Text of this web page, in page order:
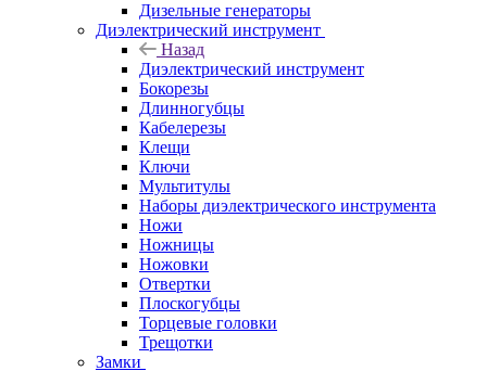
Дизельные генераторы
Диэлектрический инструмент
Назад
Диэлектрический инструмент
Бокорезы
Длинногубцы
Кабелерезы
Клещи
Ключи
Мультитулы
Наборы диэлектрического инструмента
Ножи
Ножницы
Ножовки
Отвертки
Плоскогубцы
Торцевые головки
Трещотки
Замки